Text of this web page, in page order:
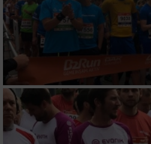
Verwendung von Profilen zur
personalisierter Werbung
Erstellung von Profilen zur
Verwendung von Profilen zur
personalisierter Inhalte
Messung der Werbeleistung